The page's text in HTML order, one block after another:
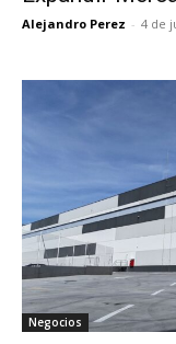
Alejandro Perez - 4 de
Negocios